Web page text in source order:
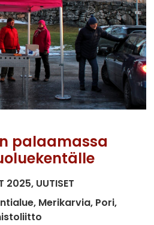
palaamassa
2025 UUTISET
Merikarvia Pori